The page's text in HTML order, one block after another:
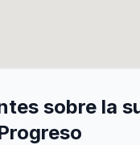
sobre la